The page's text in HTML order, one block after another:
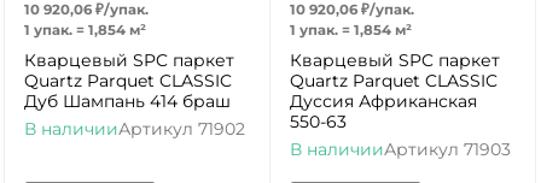
10 920,06 ₽/упак.
1 упак. = 1,854 м²
Кварцевый SPC паркет
Quartz Parquet CLASSIC
Дуб Шампань 414 браш
В наличииАртикул 71902
10 920,06 ₽/упак.
1 упак. = 1,854 м²
Кварцевый SPC паркет
Quartz Parquet CLASSIC
Дуссия Африканская
550-63
В наличииАртикул 71903